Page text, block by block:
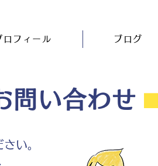
ロフィール ブログ
問い合わせ
い。